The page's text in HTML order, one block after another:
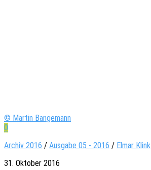
© Martin Bangemann
0
Archiv 2016 / Ausgabe 05 - 2016 / Elmar Klink
31. Oktober 2016